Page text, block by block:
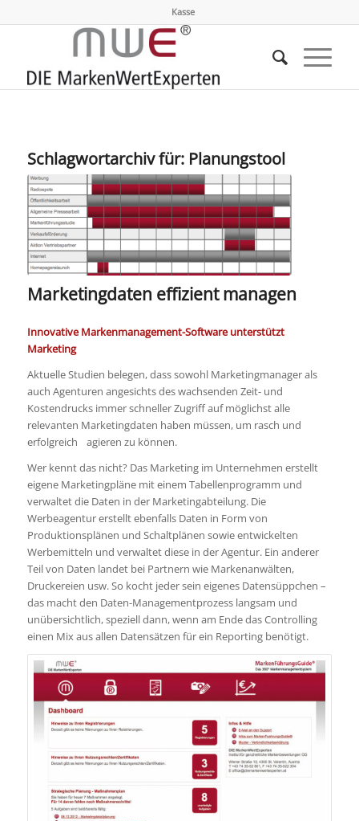
Kasse
Schlagwortarchiv für: Planungstool
Marketingdaten effizient managen
Innovative Markenmanagement-Software unterstützt
Marketing
Aktuelle Studien belegen, dass sowohl Marketingmanager als
auch Agenturen angesichts des wachsenden Zeit- und
Kostendrucks immer schneller Zugriff auf möglichst alle
relevanten Marketingdaten haben müssen, um rasch und
erfolgreich agieren zu können.
Wer kennt das nicht? Das Marketing im Unternehmen erstellt
eigene Marketingpläne mit einem Tabellenprogramm und
verwaltet die Daten in der Marketingabteilung. Die
Werbeagentur erstellt ebenfalls Daten in Form von
Produktionsplänen und Schaltplänen sowie entwickelten
Werbemitteln und verwaltet diese in der Agentur. Ein anderer
Teil von Daten landet bei Partnern wie Markenanwälten,
Druckereien usw. So kocht jeder sein eigenes Datensüppchen –
das macht den Daten-Managementprozess langsam und
unübersichtlich, speziell dann, wenn am Ende das Controlling
einen Mix aus allen Datensätzen für ein Reporting benötigt.